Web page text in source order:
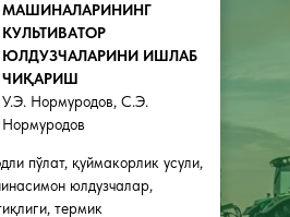
пўлат, қуймакорлик усули,
юлдузчалар,
термик
МАШИНАЛАРИНИНГ
КУЛЬТИВАТОР
ЮЛДУЗЧАЛАРИНИ ИШЛАБ
ЧИҚАРИШ
У.Э. Нормуродов, С.Э.
Нормуродов